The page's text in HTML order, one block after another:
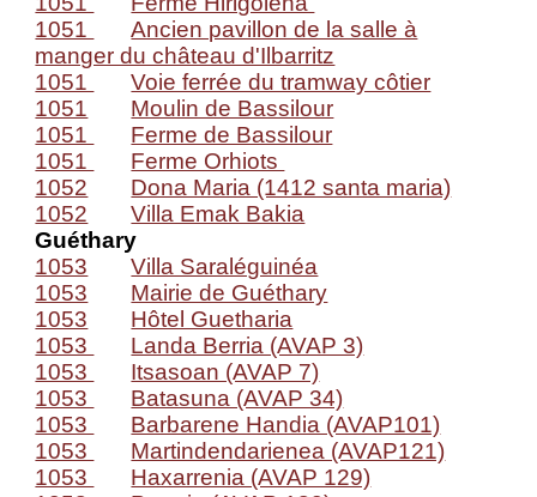
1051
Ancien pavillon de la salle à
manger du château d'Ilbarritz
1051
Voie ferrée du tramway côtier
1051
Moulin de Bassilour
1051
Ferme de Bassilour
1051
Ferme Orhiots
1052
Dona Maria (1412 santa maria)
1052
Villa Emak Bakia
Guéthary
1053
Villa Saraléguinéa
1053
Mairie de Guéthary
1053
Hôtel Guetharia
1053
Landa Berria (AVAP 3)
1053
Itsasoan (AVAP 7)
1053
Batasuna (AVAP 34)
1053
Barbarene Handia (AVAP101)
1053
Martindendarienea (AVAP121)
1053
Haxarrenia (AVAP 129)